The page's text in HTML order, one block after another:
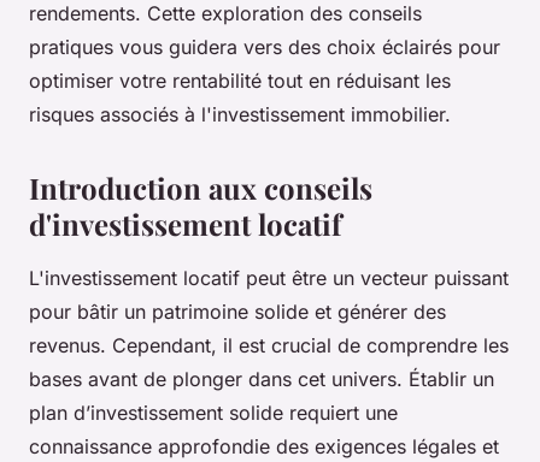
rendements. Cette exploration des conseils
pratiques vous guidera vers des choix éclairés pour
optimiser votre rentabilité tout en réduisant les
risques associés à l'investissement immobilier.
Introduction aux conseils
d'investissement locatif
L'investissement locatif peut être un vecteur puissant
pour bâtir un patrimoine solide et générer des
revenus. Cependant, il est crucial de comprendre les
bases avant de plonger dans cet univers. Établir un
plan d’investissement solide requiert une
connaissance approfondie des exigences légales et